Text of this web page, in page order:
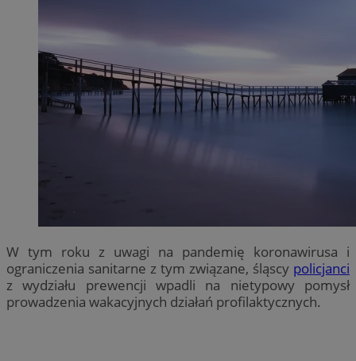
W tym roku z uwagi na pandemię koronawirusa i
ograniczenia sanitarne z tym związane, śląscy policjanci
z wydziału prewencji wpadli na nietypowy pomysł
prowadzenia wakacyjnych działań profilaktycznych.